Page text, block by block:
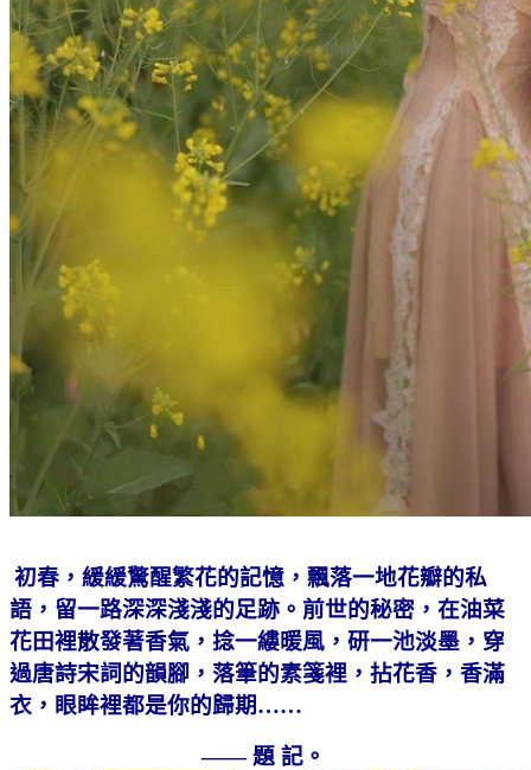
初春，緩緩驚醒繁花的記憶，飄落一地花瓣的私
語，留一路深深淺淺的足跡。前世的秘密，在油菜
花田裡散發著香氣，捻一縷暖風，研一池淡墨，穿
過唐詩宋詞的韻腳，落筆的素箋裡，拈花香，香滿
衣，眼眸裡都是你的歸期……
—— 題 記。